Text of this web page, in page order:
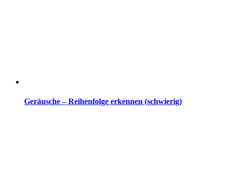
Geräusche – Reihenfolge erkennen (schwierig)